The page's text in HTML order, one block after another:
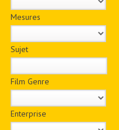
Mesures
Sujet
Film Genre
Enterprise